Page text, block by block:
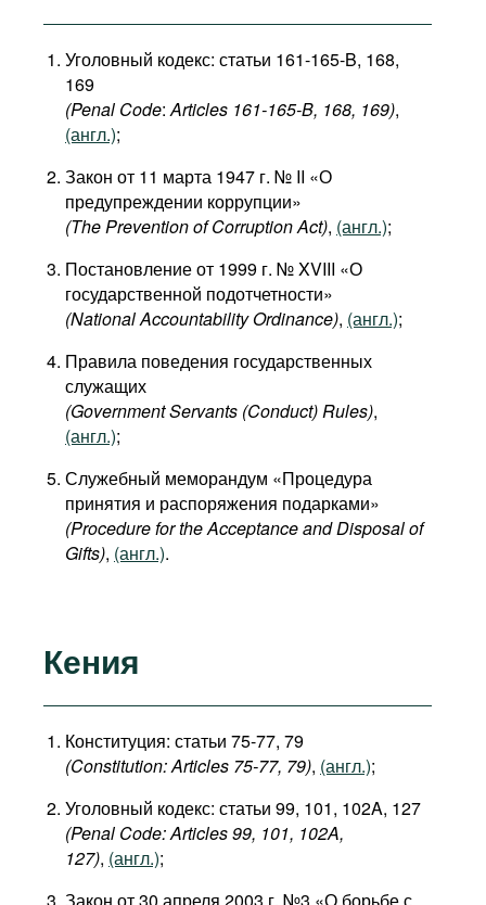
Уголовный кодекс: статьи 161-165-B, 168,
169
(Penal Code:Articles 161-165-B, 168, 169),
(англ.);
Закон от 11 марта 1947 г. № II «О
предупреждении коррупции»
(The Prevention of Corruption Act), (англ.);
Постановление от 1999 г. № XVIII «О
государственной подотчетности»
(National Accountability Ordinance), (англ.);
Правила поведения государственных
служащих
(Government Servants (Conduct) Rules),
(англ.);
Служебный меморандум «Процедура
принятия и распоряжения подарками»
(Procedure for the Acceptance and Disposal of
Gifts), (англ.).
Кения
Конституция: статьи 75-77, 79
(Constitution: Articles 75-77, 79), (англ.);
Уголовный кодекс: статьи 99, 101, 102A, 127
(Penal Code: Articles 99, 101, 102A,
127), (англ.);